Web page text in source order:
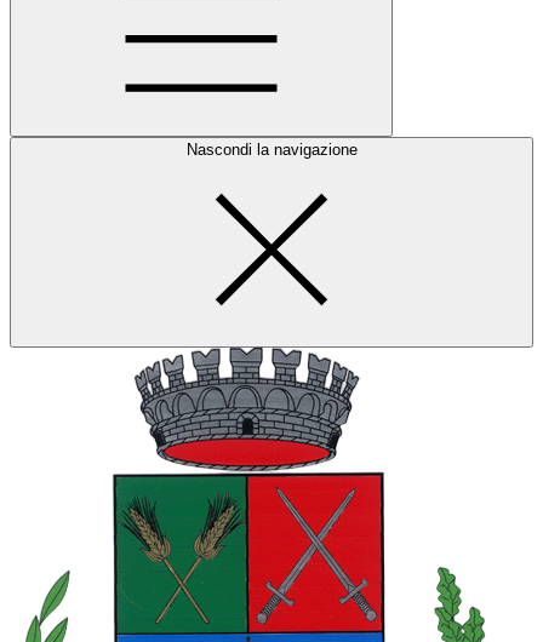
Nascondi la navigazione